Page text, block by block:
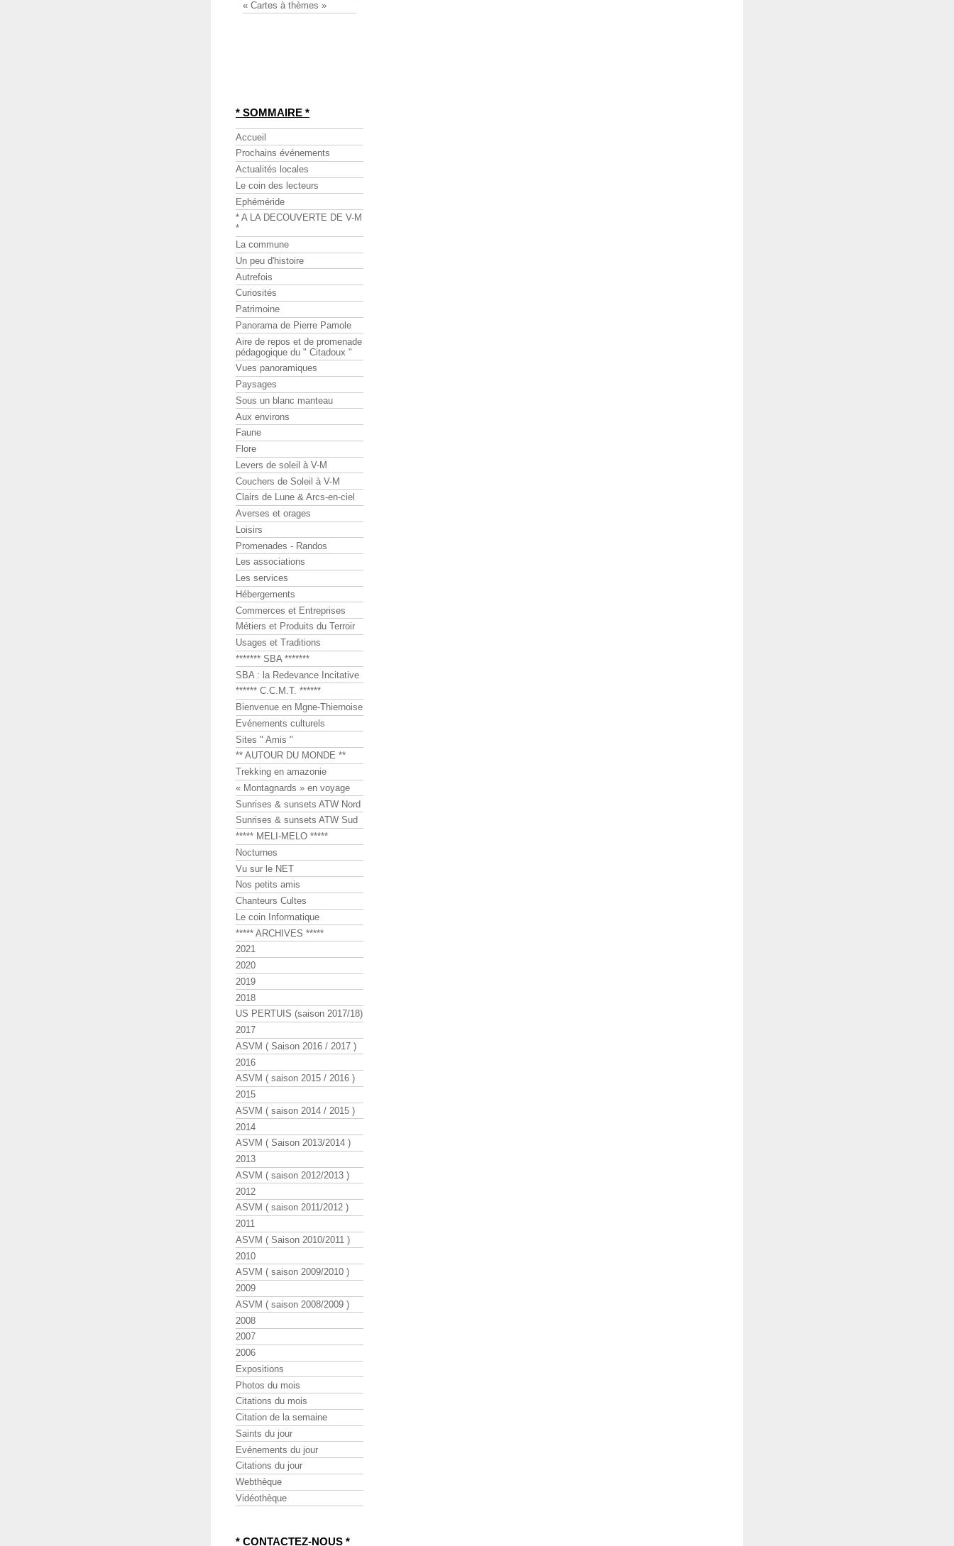
« Cartes à thèmes »
* SOMMAIRE *
Accueil
Prochains événements
Actualités locales
Le coin des lecteurs
Ephéméride
* A LA DECOUVERTE DE V-M
*
La commune
Un peu d'histoire
Autrefois
Curiosités
Patrimoine
Panorama de Pierre Pamole
Aire de repos et de promenade
pédagogique du " Citadoux "
Vues panoramiques
Paysages
Sous un blanc manteau
Aux environs
Faune
Flore
Levers de soleil à V-M
Couchers de Soleil à V-M
Clairs de Lune & Arcs-en-ciel
Averses et orages
Loisirs
Promenades - Randos
Les associations
Les services
Hébergements
Commerces et Entreprises
Métiers et Produits du Terroir
Usages et Traditions
******* SBA *******
SBA : la Redevance Incitative
****** C.C.M.T. ******
Bienvenue en Mgne-Thiernoise
Evénements culturels
Sites " Amis "
** AUTOUR DU MONDE **
Trekking en amazonie
« Montagnards » en voyage
Sunrises & sunsets ATW Nord
Sunrises & sunsets ATW Sud
***** MELI-MELO *****
Nocturnes
Vu sur le NET
Nos petits amis
Chanteurs Cultes
Le coin Informatique
***** ARCHIVES *****
2021
2020
2019
2018
US PERTUIS (saison 2017/18)
2017
ASVM ( Saison 2016 / 2017 )
2016
ASVM ( saison 2015 / 2016 )
2015
ASVM ( saison 2014 / 2015 )
2014
ASVM ( Saison 2013/2014 )
2013
ASVM ( saison 2012/2013 )
2012
ASVM ( saison 2011/2012 )
2011
ASVM ( Saison 2010/2011 )
2010
ASVM ( saison 2009/2010 )
2009
ASVM ( saison 2008/2009 )
2008
2007
2006
Expositions
Photos du mois
Citations du mois
Citation de la semaine
Saints du jour
Evénements du jour
Citations du jour
Webthèque
Vidéothèque
* CONTACTEZ-NOUS *